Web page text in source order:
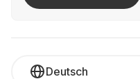
Deutsch